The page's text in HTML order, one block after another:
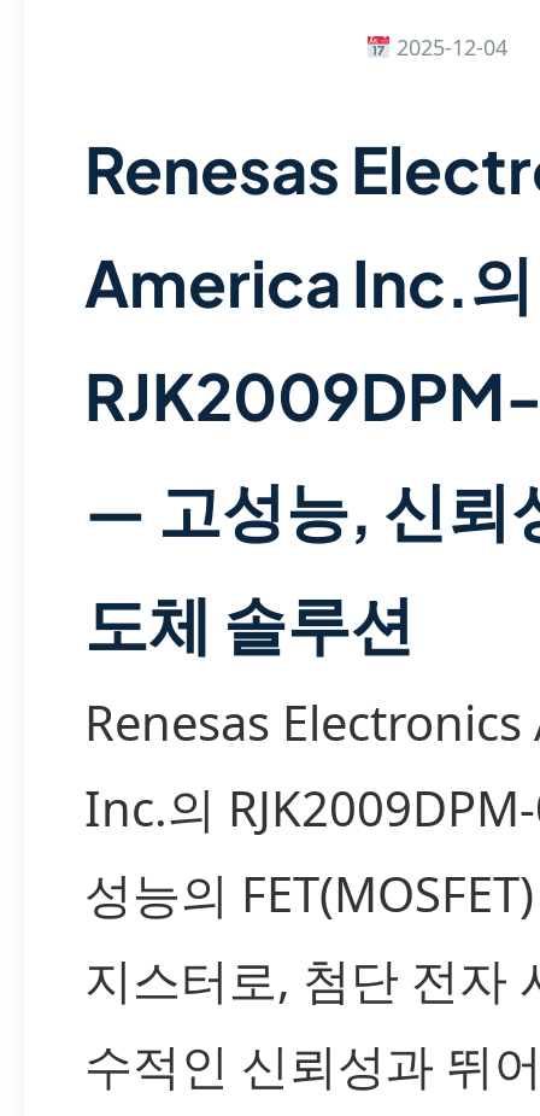
2025-12-04
Renesas
America Inc.의
— 고성능, 신뢰
도체 솔루션
Renesas
Inc.의
성능의
지스터로, 첨단 전자
수적인 신뢰성과 뛰